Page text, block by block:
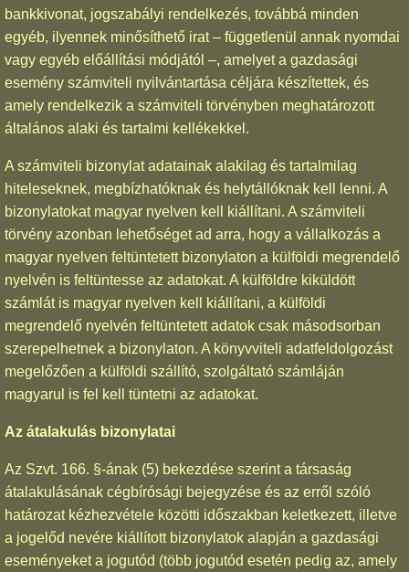
bankkivonat, jogszabályi rendelkezés, továbbá minden
egyéb, ilyennek minősíthető irat – függetlenül annak nyomdai
vagy egyéb előállítási módjától –, amelyet a gazdasági
esemény számviteli nyilvántartása céljára készítettek, és
amely rendelkezik a számviteli törvényben meghatározott
általános alaki és tartalmi kellékekkel.
A számviteli bizonylat adatainak alakilag és tartalmilag
hiteleseknek, megbízhatóknak és helytállóknak kell lenni. A
bizonylatokat magyar nyelven kell kiállítani. A számviteli
törvény azonban lehetőséget ad arra, hogy a vállalkozás a
magyar nyelven feltüntetett bizonylaton a külföldi megrendelő
nyelvén is feltüntesse az adatokat. A külföldre kiküldött
számlát is magyar nyelven kell kiállítani, a külföldi
megrendelő nyelvén feltüntetett adatok csak másodsorban
szerepelhetnek a bizonylaton. A könyvviteli adatfeldolgozást
megelőzően a külföldi szállító, szolgáltató számláján
magyarul is fel kell tüntetni az adatokat.
Az átalakulás bizonylatai
Az Szvt. 166. §-ának (5) bekezdése szerint a társaság
átalakulásának cégbírósági bejegyzése és az erről szóló
határozat kézhezvétele közötti időszakban keletkezett, illetve
a jogelőd nevére kiállított bizonylatok alapján a gazdasági
eseményeket a jogutód (több jogutód esetén pedig az, amely